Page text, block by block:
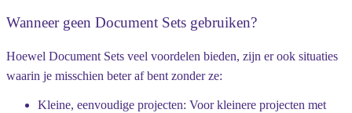
Wanneer geen Document Sets gebruiken?
Hoewel Document Sets veel voordelen bieden, zijn er ook situaties
waarin je misschien beter af bent zonder ze:
Kleine, eenvoudige projecten: Voor kleinere projecten met